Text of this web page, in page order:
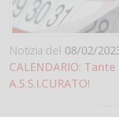
Notizia del 08/02/
CALENDARIO:
A.S.S.I.CURATO!